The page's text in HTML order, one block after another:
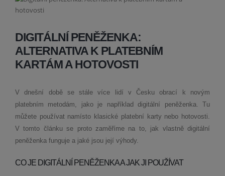
DIGITÁLNÍ PENĚŽENKA:
ALTERNATIVA K PLATEBNÍM
KARTÁM A HOTOVOSTI
V dnešní době se stále více lidí v Česku obrací k novým
platebním metodám, jako je například digitální peněženka. Tu
můžete používat namísto klasické platební karty nebo hotovosti.
V tomto článku se proto zaměříme na to, jak vlastně digitální
peněženka funguje a jaké jsou její výhody.
CO JE DIGITÁLNÍ PENĚŽENKA A JAK JI POUŽÍVAT